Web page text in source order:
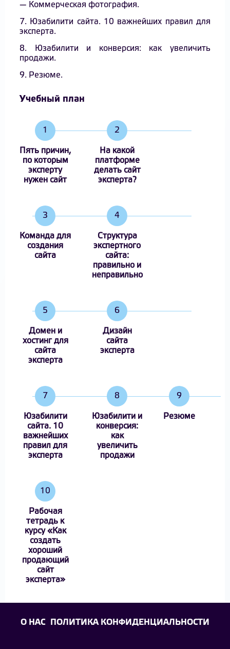
— Коммерческая фотография.
7. Юзабилити сайта. 10 важнейших правил для
эксперта.
8. Юзабилити и конверсия: как увеличить
продажи.
9. Резюме.
Учебный план
1
Пять причин,
по которым
эксперту
нужен сайт
2
На какой
платформе
делать сайт
эксперта?
3
Команда для
создания
сайта
4
Структура
экспертного
сайта:
правильно и
неправильно
5
Домен и
хостинг для
сайта
эксперта
6
Дизайн
сайта
эксперта
7
Юзабилити
сайта. 10
важнейших
правил для
эксперта
8
Юзабилити и
конверсия:
как
увеличить
продажи
9
Резюме
10
Рабочая
тетрадь к
курсу «Как
создать
хороший
продающий
сайт
эксперта»
О НАС ПОЛИТИКА КОНФИДЕНЦИАЛЬНОСТИ